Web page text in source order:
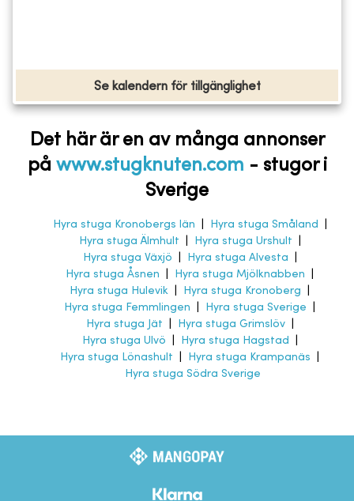
Se kalendern för tillgänglighet
Det här är en av många annonser
på www.stugknuten.com - stugor i
Sverige
Hyra stuga Kronobergs län Hyra stuga Småland
Hyra stuga Älmhult
Hyra stuga Urshult
Hyra stuga Växjö
Hyra stuga Alvesta
Hyra stuga Åsnen
Hyra stuga Mjölknabben
Hyra stuga Hulevik
Hyra stuga Kronoberg
Hyra stuga Femmlingen
Hyra stuga Sverige
Hyra stuga Jät
Hyra stuga Grimslöv|
Hyra stuga Ulvö
Hyra stuga Hagstad
Hyra stuga Lönashult
Hyra stuga Krampanäs
Hyra stuga Södra Sverige